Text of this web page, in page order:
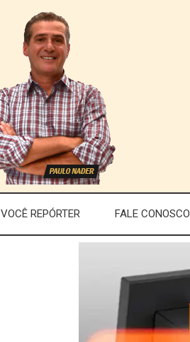
VOCÊ REPÓRTER FALE CONOSCO